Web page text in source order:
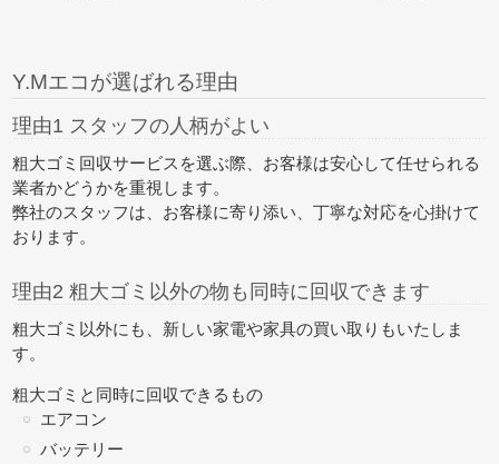
Y.Mエコが選ばれる理由
理由1 スタッフの人柄がよい
粗大ゴミ回収サービスを選ぶ際、お客様は安心して任せられる
業者かどうかを重視します。
弊社のスタッフは、お客様に寄り添い、丁寧な対応を心掛けて
おります。
理由2 粗大ゴミ以外の物も同時に回収できます
粗大ゴミ以外にも、新しい家電や家具の買い取りもいたしま
す。
粗大ゴミと同時に回収できるもの
エアコン
バッテリー